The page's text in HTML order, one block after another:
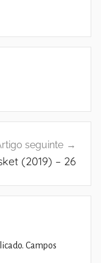
seguinte
(2019) – 26
Campos